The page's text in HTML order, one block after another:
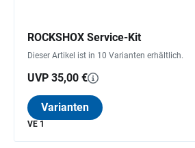
ROCKSHOX Service-Kit
Dieser Artikel ist in 10 Varianten erhältlich.
UVP 35,00 €
Varianten
VE 1